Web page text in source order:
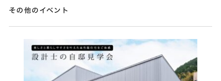
その他のイベント